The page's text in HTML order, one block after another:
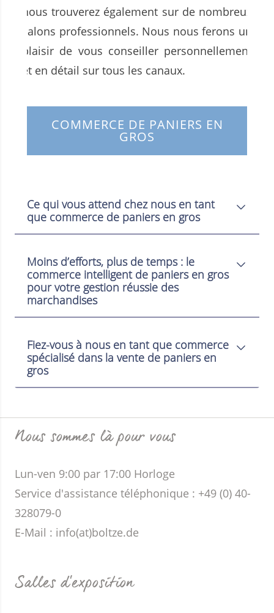
nous trouverez également sur de nombreux
salons professionnels. Nous nous ferons un
plaisir de vous conseiller personnellement
et en détail sur tous les canaux.
COMMERCE DE PANIERS EN
GROS
Ce qui vous attend chez nous en tant
que commerce de paniers en gros
Moins d’efforts, plus de temps : le
commerce intelligent de paniers en gros
pour votre gestion réussie des
marchandises
Fiez-vous à nous en tant que commerce
spécialisé dans la vente de paniers en
gros
Nous sommes là pour vous
Lun-ven 9:00 par 17:00 Horloge
Service d'assistance téléphonique : +49 (0) 40-
328079-0
E-Mail : info(at)boltze.de
Salles d'exposition